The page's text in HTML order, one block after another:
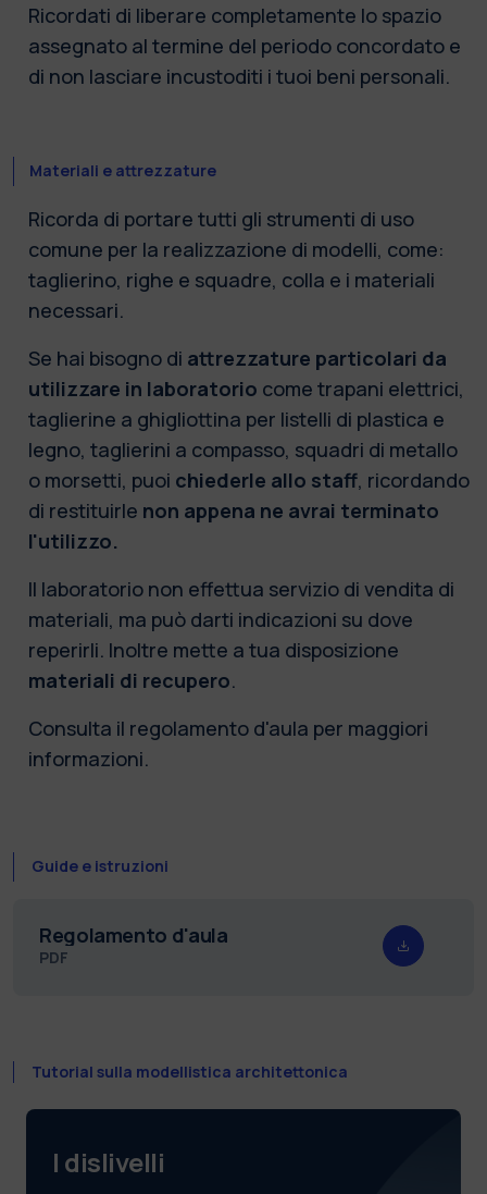
Ricordati di liberare completamente lo spazio
assegnato al termine del periodo concordato e
di non lasciare incustoditi i tuoi beni personali.
Materiali e attrezzature
Ricorda di portare tutti gli strumenti di uso
comune per la realizzazione di modelli, come:
taglierino, righe e squadre, colla e i materiali
necessari.
Se hai bisogno di attrezzature particolari da
utilizzare in laboratorio come trapani elettrici,
taglierine a ghigliottina per listelli di plastica e
legno, taglierini a compasso, squadri di metallo
o morsetti, puoi chiederle allo staff, ricordando
di restituirle non appena ne avrai terminato
l'utilizzo.
Il laboratorio non effettua servizio di vendita di
materiali, ma può darti indicazioni su dove
reperirli. Inoltre mette a tua disposizione
materiali di recupero.
Consulta il regolamento d'aula per maggiori
informazioni.
Guide e istruzioni
Regolamento d'aula
PDF
Tutorial sulla modellistica architettonica
I dislivelli